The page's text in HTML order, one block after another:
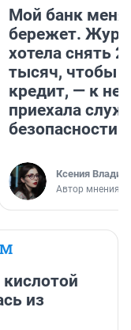
Мой банк меня
бережет.
хотела снять
тысяч, чтобы
кредит, — к
приехала
безопасности
Ксения
Автор мнения
из